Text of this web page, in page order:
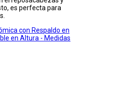
es perfecta para